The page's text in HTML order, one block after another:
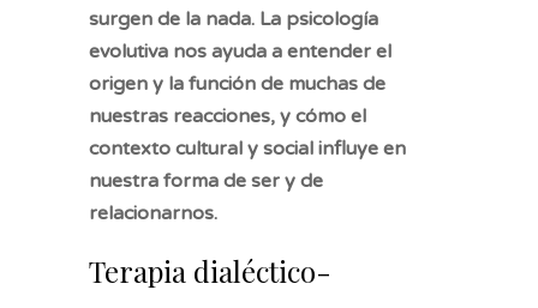
surgen de la nada. La psicología
evolutiva nos ayuda a entender el
origen y la función de muchas de
nuestras reacciones, y cómo el
contexto cultural y social influye en
nuestra forma de ser y de
relacionarnos.
Terapia dialéctico-